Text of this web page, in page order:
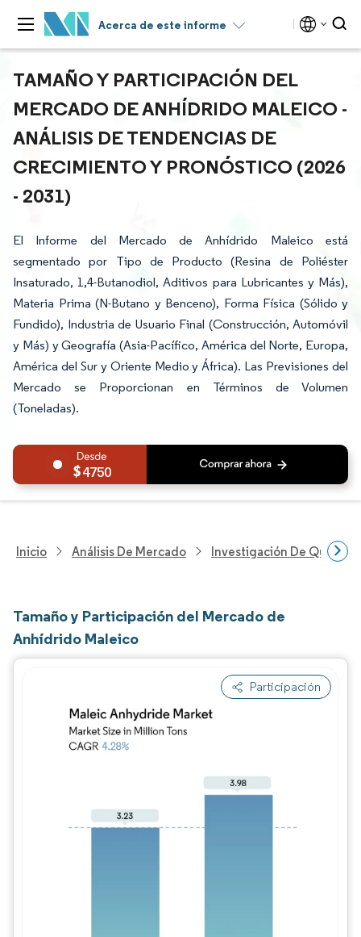
Acerca de este informe
TAMAÑO Y PARTICIPACIÓN DEL
MERCADO DE ANHÍDRIDO MALEICO -
ANÁLISIS DE TENDENCIAS DE
CRECIMIENTO Y PRONÓSTICO (2026
- 2031)
El Informe del Mercado de Anhídrido Maleico está
segmentado por Tipo de Producto (Resina de Poliéster
Insaturado, 1,4-Butanodiol, Aditivos para Lubricantes y Más),
Materia Prima (N-Butano y Benceno), Forma Física (Sólido y
Fundido), Industria de Usuario Final (Construcción, Automóvil
y Más) y Geografía (Asia-Pacífico, América del Norte, Europa,
América del Sur y Oriente Medio y África). Las Previsiones del
Mercado se Proporcionan en Términos de Volumen
(Toneladas).
4750
Inicio Análisis De Mercado Investigación De
Tamaño y Participación del Mercado de
Anhídrido Maleico
Participación